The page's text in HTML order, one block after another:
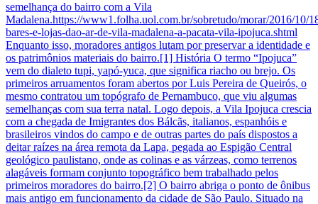
semelhança do bairro com a Vila
Madalena.https://www1.folha.uol.com.br/sobretudo/morar/2016/10/
bares-e-lojas-dao-ar-de-vila-madalena-a-pacata-vila-ipojuca.shtml
Enquanto isso, moradores antigos lutam por preservar a identidade e
os patrimônios materiais do bairro.[1] História O termo “Ipojuca”
vem do dialeto tupi, yapó-yuca, que significa riacho ou brejo. Os
primeiros arruamentos foram abertos por Luis Pereira de Queirós, o
mesmo contratou um topógrafo de Pernambuco, que viu algumas
semelhanças com sua terra natal. Logo depois, a Vila Ipojuca crescia
com a chegada de Imigrantes dos Bálcãs, italianos, espanhóis e
brasileiros vindos do campo e de outras partes do país dispostos a
deitar raízes na área remota da Lapa, pegada ao Espigão Central
geológico paulistano, onde as colinas e as várzeas, como terrenos
alagáveis formam conjunto topográfico bem trabalhado pelos
primeiros moradores do bairro.[2] O bairro abriga o ponto de ônibus
mais antigo em funcionamento da cidade de São Paulo. Situado na